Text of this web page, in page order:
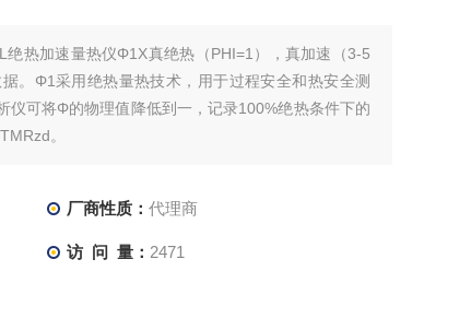
绝热加速量热仪Φ1X真绝热（PHI=1），真加速（3-5
。Φ1采用绝热量热技术，用于过程安全和热安全测
仪可将Φ的物理值降低到一，记录100%绝热条件下的
。
厂商性质： 代理商
访 问 量： 2471